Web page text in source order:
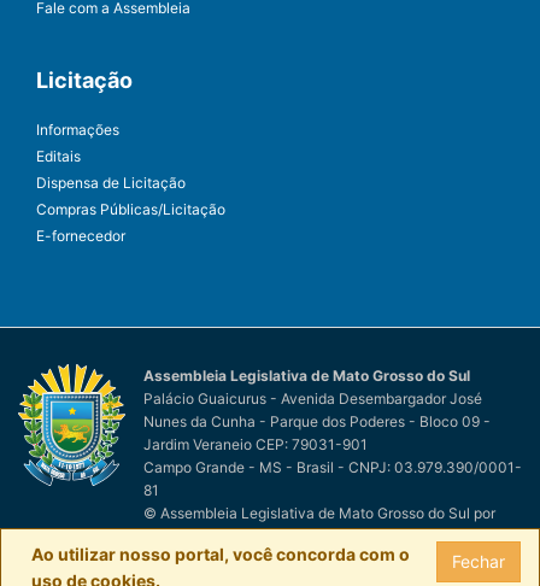
Fale com a Assembleia
Licitação
Informações
Editais
Dispensa de Licitação
Compras Públicas/Licitação
E-fornecedor
Assembleia Legislativa de Mato Grosso do Sul
Palácio Guaicurus - Avenida Desembargador José
Nunes da Cunha - Parque dos Poderes - Bloco 09 -
Jardim Veraneio CEP: 79031-901
Campo Grande - MS - Brasil - CNPJ: 03.979.390/0001-
81
© Assembleia Legislativa de Mato Grosso do Sul por
Fechar
Ao utilizar nosso portal, você concorda com o
uso de cookies.